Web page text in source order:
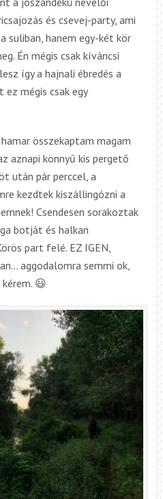
és csevej-party, ami
suliban, hanem egy-két kör
Én mégis csak kíváncsi
így a hajnali ébredés a
mégis csak egy
összekaptam magam
aznapi könnyű kis pergető
után pár perccel, a
kezdtek kiszállingózni a
Csendesen sorakoztak
botját és halkan
part felé. EZ IGEN,
aggodalomra semmi ok,
😃